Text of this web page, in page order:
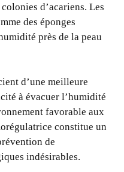
d’acariens. Les
des éponges
près de la peau
d’une meilleure
à évacuer l’humidité
favorable aux
constitue un
de
indésirables.